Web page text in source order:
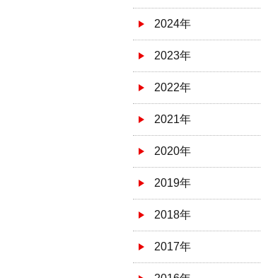
2024年
2023年
2022年
2021年
2020年
2019年
2018年
2017年